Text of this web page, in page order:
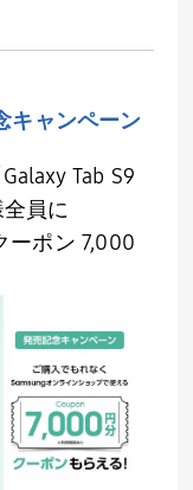
キャンペーン
Tab S9
員に
ーポン 7,000